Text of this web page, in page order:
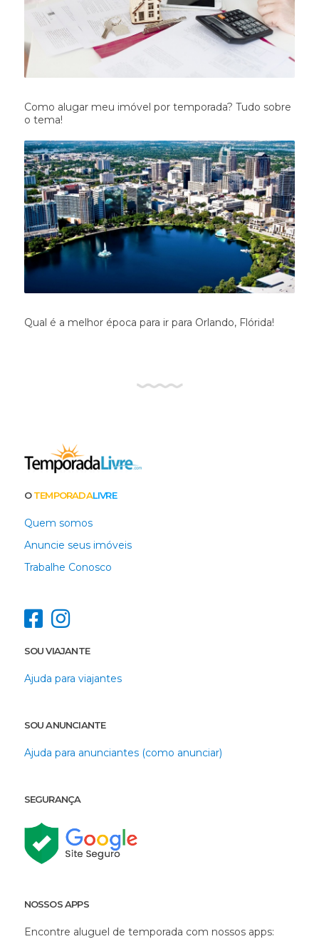
Como alugar meu imóvel por temporada? Tudo sobre
o tema!
Qual é a melhor época para ir para Orlando, Flórida!
OTEMPORADALIVRE
Quem somos
Anuncie seus imóveis
Trabalhe Conosco
SOU VIAJANTE
Ajuda para viajantes
SOU ANUNCIANTE
Ajuda para anunciantes (como anunciar)
SEGURANÇA
NOSSOS APPS
Encontre aluguel de temporada com nossos apps: